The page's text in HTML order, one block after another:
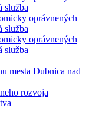
služba
oprávnených
služba
oprávnených
služba
mesta Dubnica nad
rozvoja